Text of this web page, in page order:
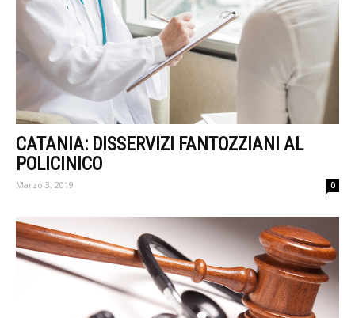
CATANIA: DISSERVIZI FANTOZZIANI AL
POLICINICO
Marzo 3, 2019 0